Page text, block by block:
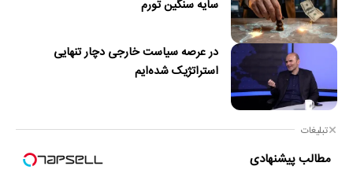
سایه سنگین تورم
در عرصه سیاست خارجی دچار تنهایی
استراتژیک شده‌ایم
تبلیغات
مطالب پیشنهادی